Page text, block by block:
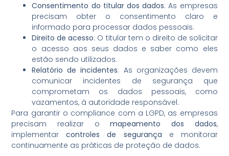
Consentimento do titular dos dados: As empresas
precisam obter o consentimento claro e
informado para processar dados pessoais.
Direito de acesso: O titular tem o direito de solicitar
o acesso aos seus dados e saber como eles
estão sendo utilizados.
Relatório de incidentes: As organizações devem
comunicar incidentes de segurança que
comprometam os dados pessoais, como
vazamentos, à autoridade responsável.
Para garantir o compliance com a LGPD, as empresas
precisam realizar omapeamento dos dados,
implementarcontroles de segurança e monitorar
continuamente as práticas de proteção de dados.